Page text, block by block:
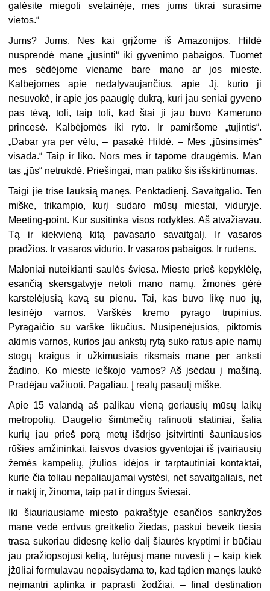
galėsite miegoti svetainėje, mes jums tikrai surasime
vietos.“
Jums? Jums. Nes kai grįžome iš Amazonijos, Hildė
nusprendė mane „jūsinti“ iki gyvenimo pabaigos. Tuomet
mes sėdėjome viename bare mano ar jos mieste.
Kalbėjomės apie nedalyvaujančius, apie Jį, kurio ji
nesuvokė, ir apie jos paauglę dukrą, kuri jau seniai gyveno
pas tėvą, toli, taip toli, kad štai ji jau buvo Kamerūno
princesė. Kalbėjomės iki ryto. Ir pamiršome „tujintis“.
„Dabar yra per vėlu, – pasakė Hildė. – Mes „jūsinsimės“
visada.“ Taip ir liko. Nors mes ir tapome draugėmis. Man
tas „jūs“ netrukdė. Priešingai, man patiko šis išskirtinumas.
Taigi jie trise lauksią manęs. Penktadienį. Savaitgalio. Ten
miške, trikampio, kurį sudaro mūsų miestai, viduryje.
Meeting-point. Kur susitinka visos rodyklės. Aš atvažiavau.
Tą ir kiekvieną kitą pavasario savaitgalį. Ir vasaros
pradžios. Ir vasaros vidurio. Ir vasaros pabaigos. Ir rudens.
Maloniai nuteikianti saulės šviesa. Mieste prieš kepyklėlę,
esančią skersgatvyje netoli mano namų, žmonės gėrė
karstelėjusią kavą su pienu. Tai, kas buvo likę nuo jų,
lesinėjo varnos. Varškės kremo pyrago trupinius.
Pyragaičio su varške likučius. Nusipenėjusios, piktomis
akimis varnos, kurios jau ankstų rytą suko ratus apie namų
stogų kraigus ir užkimusiais riksmais mane per anksti
žadino. Ko mieste ieškojo varnos? Aš įsėdau į mašiną.
Pradėjau važiuoti. Pagaliau. Į realų pasaulį miške.
Apie 15 valandą aš palikau vieną geriausių mūsų laikų
metropolių. Daugelio šimtmečių rafinuoti statiniai, šalia
kurių jau prieš porą metų išdrįso įsitvirtinti šauniausios
rūšies amžininkai, laisvos dvasios gyventojai iš įvairiausių
žemės kampelių, įžūlios idėjos ir tarptautiniai kontaktai,
kurie čia toliau nepaliaujamai vystėsi, net savaitgaliais, net
ir naktį ir, žinoma, taip pat ir dingus šviesai.
Iki šiauriausiame miesto pakraštyje esančios sankryžos
mane vedė erdvus greitkelio žiedas, paskui beveik tiesia
trasa sukoriau didesnę kelio dalį šiaurės kryptimi ir būčiau
jau pražiopsojusi kelią, turėjusį mane nuvesti į – kaip kiek
įžūliai formulavau nepaisydama to, kad tądien manęs laukė
neįmantri aplinka ir paprasti žodžiai, – final destination